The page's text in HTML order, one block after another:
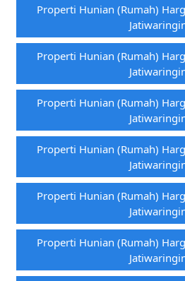
Properti Hunian (rumah)
Properti Hunian (rumah)
Properti Hunian (rumah)
Properti Hunian (rumah)
Properti Hunian (rumah)
Properti Hunian (rumah)